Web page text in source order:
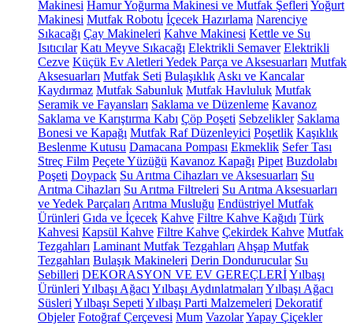
Makinesi Hamur Yoğurma Makinesi ve Mutfak Şefleri Yoğurt
Makinesi Mutfak Robotu İçecek Hazırlama Narenciye
Sıkacağı Çay Makineleri Kahve Makinesi Kettle ve Su
Isıtıcılar Katı Meyve Sıkacağı Elektrikli Semaver Elektrikli
Cezve Küçük Ev Aletleri Yedek Parça ve Aksesuarları Mutfak
Aksesuarları Mutfak Seti Bulaşıklık Askı ve Kancalar
Kaydırmaz Mutfak Sabunluk Mutfak Havluluk Mutfak
Seramik ve Fayansları Saklama ve Düzenleme Kavanoz
Saklama ve Karıştırma Kabı Çöp Poşeti Sebzelikler Saklama
Bonesi ve Kapağı Mutfak Raf Düzenleyici Poşetlik Kaşıklık
Beslenme Kutusu Damacana Pompası Ekmeklik Sefer Tası
Streç Film Peçete Yüzüğü Kavanoz Kapağı Pipet Buzdolabı
Poşeti Doypack Su Arıtma Cihazları ve Aksesuarları Su
Arıtma Cihazları Su Arıtma Filtreleri Su Arıtma Aksesuarları
ve Yedek Parçaları Arıtma Musluğu Endüstriyel Mutfak
Ürünleri Gıda ve İçecek Kahve Filtre Kahve Kağıdı Türk
Kahvesi Kapsül Kahve Filtre Kahve Çekirdek Kahve Mutfak
Tezgahları Laminant Mutfak Tezgahları Ahşap Mutfak
Tezgahları Bulaşık Makineleri Derin Dondurucular Su
Sebilleri DEKORASYON VE EV GEREÇLERİYılbaşı
Ürünleri Yılbaşı Ağacı Yılbaşı Aydınlatmaları Yılbaşı Ağacı
Süsleri Yılbaşı Sepeti Yılbaşı Parti Malzemeleri Dekoratif
Objeler Fotoğraf Çerçevesi Mum VazolarYapay Çiçekler